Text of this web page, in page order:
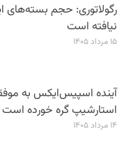
رگولاتوری: حجم بسته‌های
نیافته است
۱۵ مرداد ۱۴۰۵
آینده اسپیس‌ایکس به
استارشیپ گره خورده است
۱۴ مرداد ۱۴۰۵